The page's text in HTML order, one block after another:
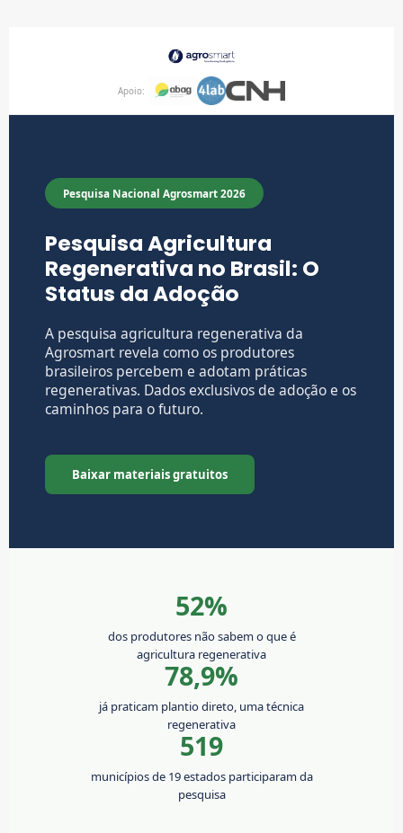
Apoio:
Pesquisa Nacional Agrosmart 2026
Pesquisa Agricultura
Regenerativa no Brasil: O
Status da Adoção
A pesquisa agricultura regenerativa da
Agrosmart revela como os produtores
brasileiros percebem e adotam práticas
regenerativas. Dados exclusivos de adoção e os
caminhos para o futuro.
Baixar materiais gratuitos
52%
dos produtores não sabem o que é
agricultura regenerativa
78,9%
já praticam plantio direto, uma técnica
regenerativa
519
municípios de 19 estados participaram da
pesquisa